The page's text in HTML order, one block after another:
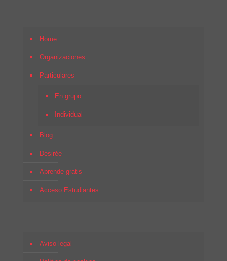
Home
Organizaciones
Particulares
En grupo
Individual
Blog
Desirée
Aprende gratis
Acceso Estudiantes
Aviso legal